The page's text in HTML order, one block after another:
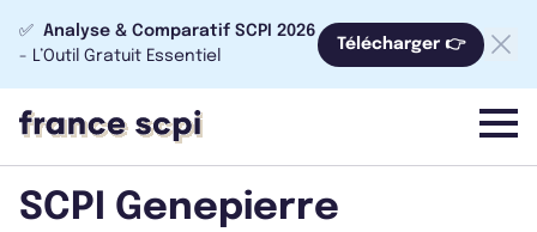
✅ Analyse & Comparatif SCPI 2026
- L’Outil Gratuit Essentiel
Télécharger 👉
menu
SCPI Genepierre